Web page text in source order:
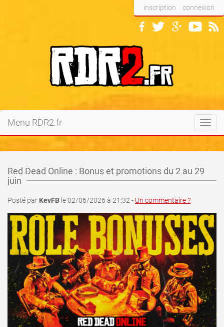
inscription connexion
Menu RDR2.fr
Red Dead Online : Bonus et promotions du 2 au 29
juin
Posté par KevFB le 02/06/2026 à 21:32 - Un commentaire ?